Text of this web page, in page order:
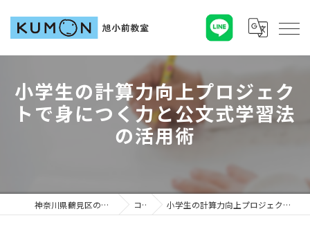
小学生の計算力向上プロジェク
トで身につく力と公文式学習法
の活用術
神奈川県鶴見区の塾ならKUMON旭小前教室 コラム 小学生の計算力向上プロジェクトで身につく力と公文式学習法の活用術